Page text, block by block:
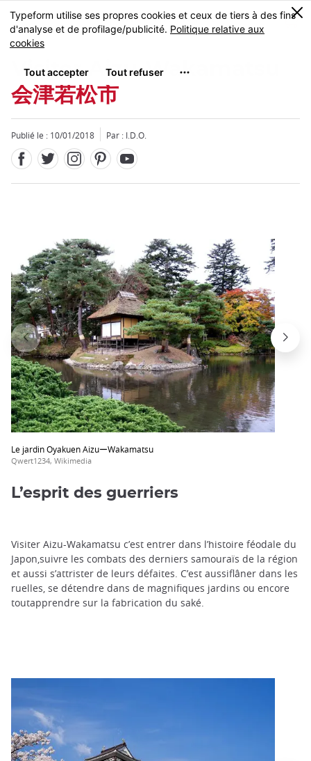
Skip
to
main
MENU
0
Visiter Aizu-Wakamatsu
会津若松市
Publié le : 10/01/2018 Par : I.D.O.
Le jardin Oyakuen AizuーWakamatsu
Qwert1234, Wikimedia
Fermer
L’esprit des guerriers
Visiter Aizu-Wakamatsu c’est entrer dans l’histoire féodale du
Japon,suivre les combats des derniers samouraïs de la région
et aussi s’attrister de leurs défaites. C’est aussiflâner dans les
ruelles, se détendre dans de magnifiques jardins ou encore
toutapprendre sur la fabrication du saké.
Fermer